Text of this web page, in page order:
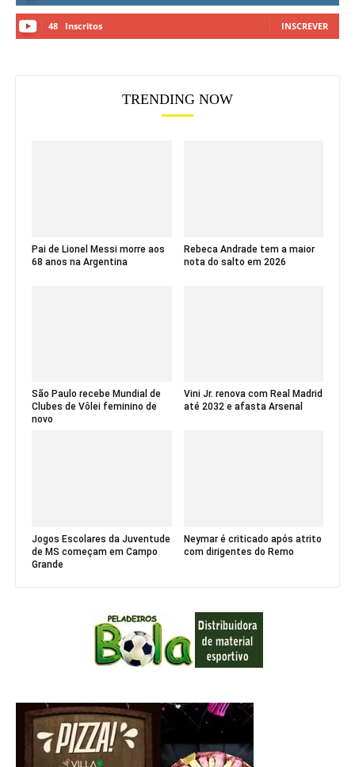
48 Inscritos INSCREVER
TRENDING NOW
Pai de Lionel Messi morre aos
68 anos na Argentina
Rebeca Andrade tem a maior
nota do salto em 2026
São Paulo recebe Mundial de
Clubes de Vôlei feminino de
novo
Vini Jr. renova com Real Madrid
até 2032 e afasta Arsenal
Jogos Escolares da Juventude
de MS começam em Campo
Grande
Neymar é criticado após atrito
com dirigentes do Remo